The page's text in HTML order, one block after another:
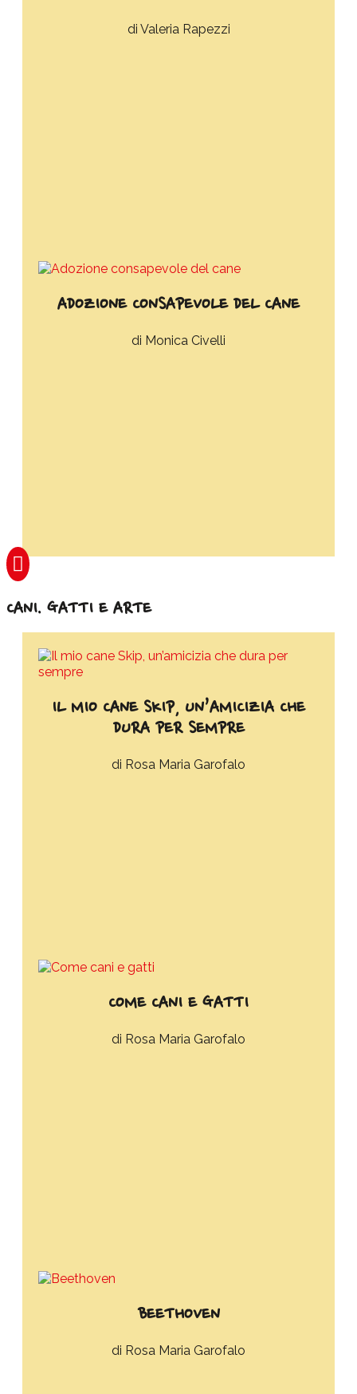
Valeria Rapezzi
ADOZIONE CONSAPEVOLE DEL CANE
Monica Civelli

CANI. GATTI E ARTE
IL MIO CANE SKIP, UN’AMICIZIA CHE
DURA PER SEMPRE
Rosa Maria Garofalo
COME CANI E GATTI
Rosa Maria Garofalo
BEETHOVEN
Rosa Maria Garofalo